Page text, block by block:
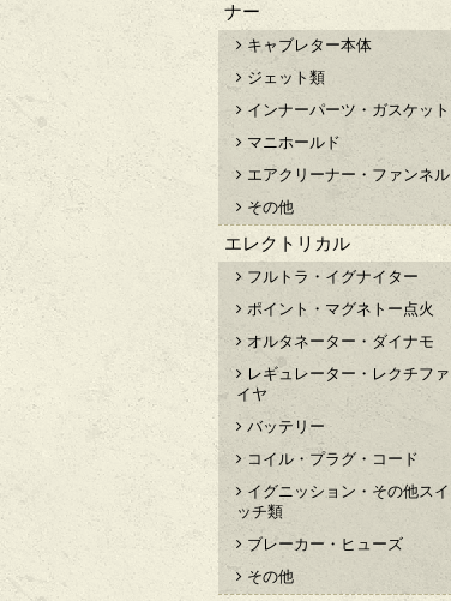
ナー
キャブレター本体
ジェット類
インナーパーツ・ガスケット
マニホールド
エアクリーナー・ファンネル
その他
エレクトリカル
フルトラ・イグナイター
ポイント・マグネトー点火
オルタネーター・ダイナモ
レギュレーター・レクチファ
イヤ
バッテリー
コイル・プラグ・コード
イグニッション・その他スイ
ッチ類
ブレーカー・ヒューズ
その他